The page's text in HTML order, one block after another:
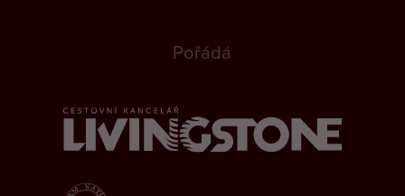
Pořádá